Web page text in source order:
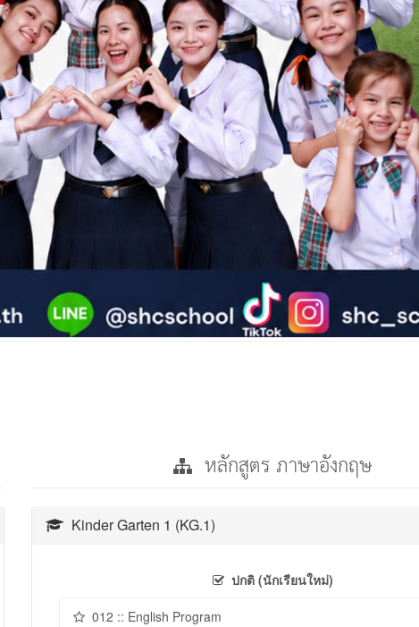
หลักสูตร ภาษาอังกฤษ
Kinder Garten 1 (KG.1)
ปกติ (นักเรียนใหม่)
012 :: English Program